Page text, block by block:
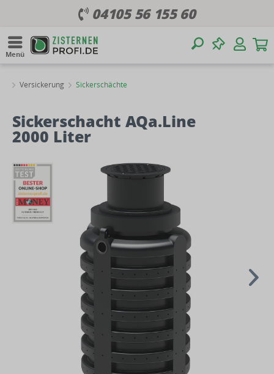
04105 56 155 60
Menü
Versickerung Sickerschächte
Sickerschacht AQa.Line
2000 Liter